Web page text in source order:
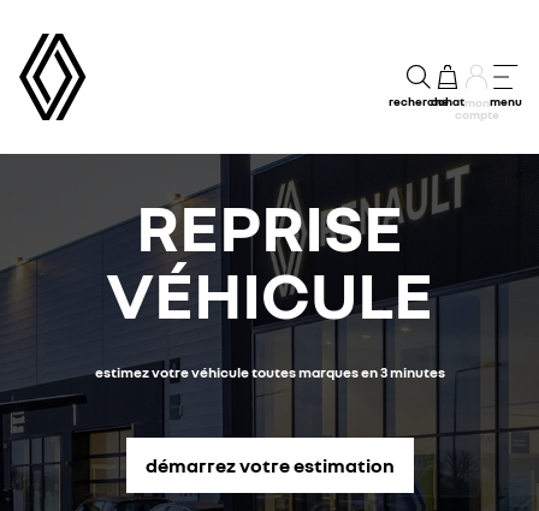
rechercheachatmon
compte
menu
REPRISE
VÉHICULE
estimez votre véhicule toutes marques en 3 minutes
démarrez votre estimation